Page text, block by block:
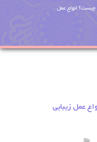
چیست؟ انواع عمل
عمل زیبایی